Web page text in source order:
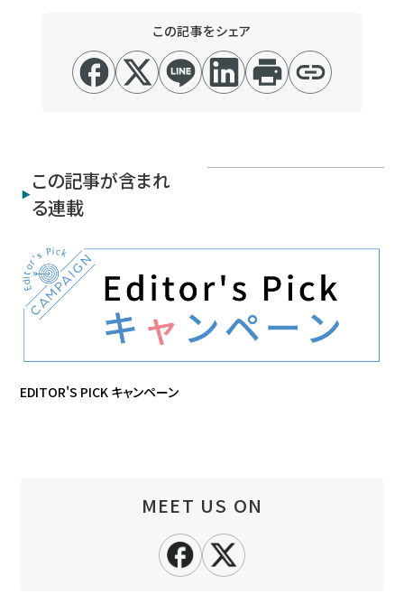
この記事をシェア
この記事が含まれ
る連載
EDITOR'S PICK キャンペーン
MEET US ON